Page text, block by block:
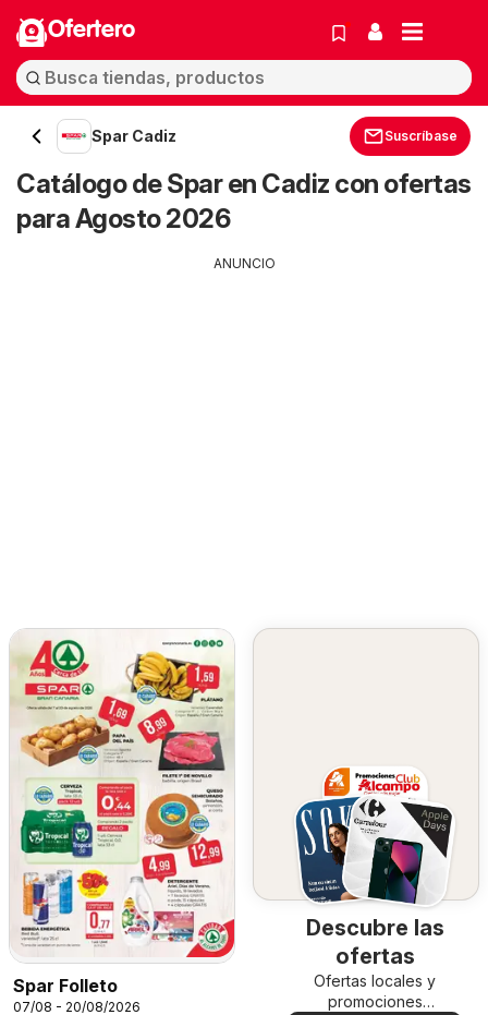
Ofertero
Spar Cadiz Suscríbase
Catálogo de Spar en Cadiz con ofertas
para Agosto 2026
ANUNCIO
Spar Folleto
07/08 - 20/08/2026
Descubre las
ofertas
Ofertas locales y
promociones